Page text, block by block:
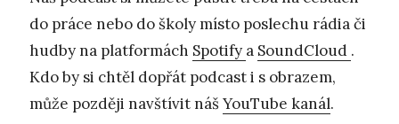
do práce nebo do školy místo poslechu rádia či
hudby na platformách Spotify a SoundCloud .
Kdo by si chtěl dopřát podcast i s obrazem,
může později navštívit nášYouTube kanál.